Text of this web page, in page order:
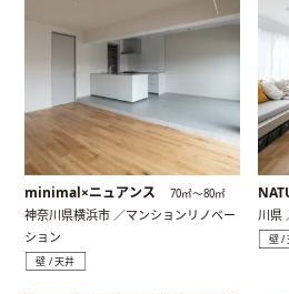
minimal×ニュアンス 70㎡〜80㎡
神奈川県横浜市 ／マンションリノベー
ション
壁 / 天井
川県
壁 /